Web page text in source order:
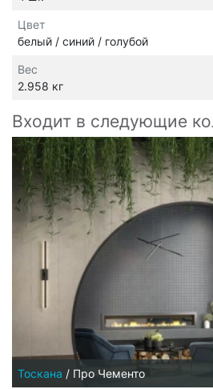
Цвет
белый / синий / голубой
Вес
2.958 кг
Входит в следующие
Тоскана / Про Чементо